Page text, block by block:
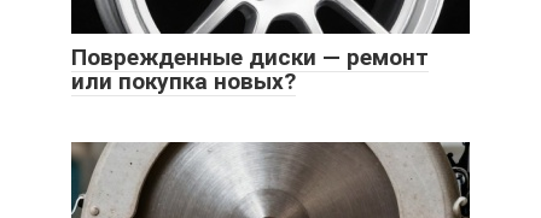
Поврежденные диски — ремонт
или покупка новых?